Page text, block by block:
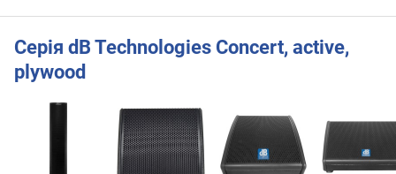
Серія dB Technologies Concert, active,
plywood